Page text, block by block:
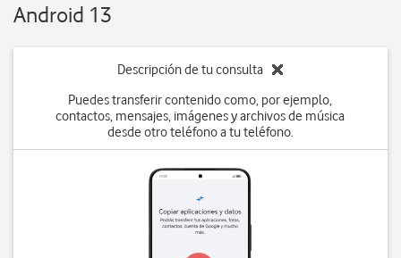
Android 13
Descripción de tu consulta
Puedes transferir contenido como, por ejemplo,
contactos, mensajes, imágenes y archivos de música
desde otro teléfono a tu teléfono.